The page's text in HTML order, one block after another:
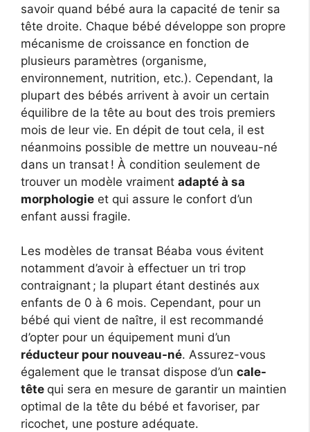
savoir quand bébé aura la capacité de tenir sa
tête droite. Chaque bébé développe son propre
mécanisme de croissance en fonction de
plusieurs paramètres (organisme,
environnement, nutrition, etc.). Cependant, la
plupart des bébés arrivent à avoir un certain
équilibre de la tête au bout des trois premiers
mois de leur vie. En dépit de tout cela, il est
néanmoins possible de mettre un nouveau-né
dans un transat ! À condition seulement de
trouver un modèle vraiment adapté à sa
morphologie et qui assure le confort d’un
enfant aussi fragile.
Les modèles de transat Béaba vous évitent
notamment d’avoir à effectuer un tri trop
contraignant ; la plupart étant destinés aux
enfants de 0 à 6 mois. Cependant, pour un
bébé qui vient de naître, il est recommandé
d’opter pour un équipement muni d’un
réducteur pour nouveau-né. Assurez-vous
également que le transat dispose d’un cale-
tête qui sera en mesure de garantir un maintien
optimal de la tête du bébé et favoriser, par
ricochet, une posture adéquate.